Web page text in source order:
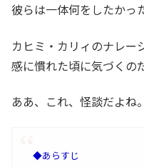
彼らは一体何をしたかっ
カヒミ・カリィのナレー
感に慣れた頃に気づくの
ああ、これ、怪談だよね。
◆あらすじ